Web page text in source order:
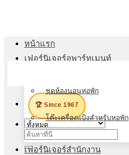
เนื้อหา
🏆 Since 1967
ค้นหา:
หน้าแรก
เฟอร์นิเจอร์อพาร์ทเมนท์
ชุดห้องนอนหอพัก
โต๊ะเครื่องแป้งสำหรับหอพัก
เฟอร์นิเจอร์สำนักงาน